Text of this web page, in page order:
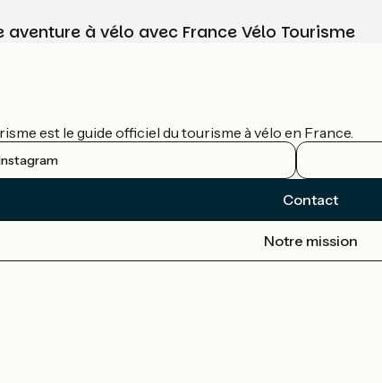
aventure à vélo avec France Vélo Tourisme
est le guide officiel du tourisme à vélo en France.
Contact
Notre mission